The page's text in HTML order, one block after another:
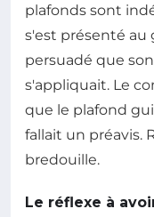
plafonds sont
s'est présenté
persuadé que
s'appliquait. Le
que le plafond
fallait un préavis.
bredouille.
Le réflexe à